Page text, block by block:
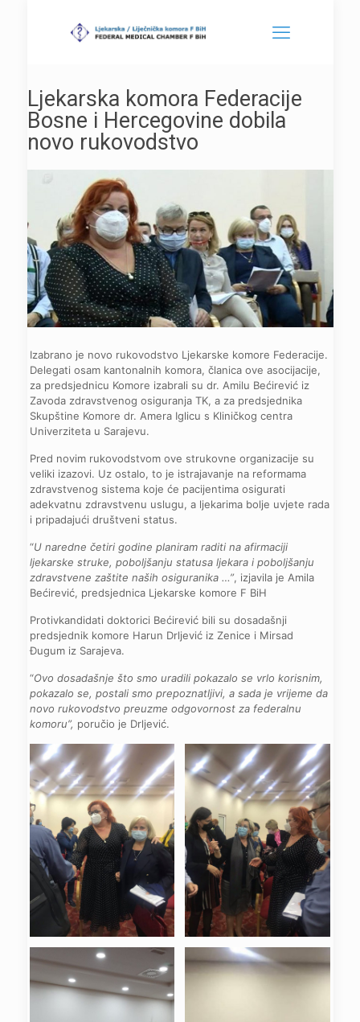
Ljekarska komora Federacije
Bosne i Hercegovine dobila
novo rukovodstvo
Izabrano je novo rukovodstvo Ljekarske komore Federacije.
Delegati osam kantonalnih komora, članica ove asocijacije,
za predsjednicu Komore izabrali su dr. Amilu Bećirević iz
Zavoda zdravstvenog osiguranja TK, a za predsjednika
Skupštine Komore dr. Amera Iglicu s Kliničkog centra
Univerziteta u Sarajevu.
Pred novim rukovodstvom ove strukovne organizacije su
veliki izazovi. Uz ostalo, to je istrajavanje na reformama
zdravstvenog sistema koje će pacijentima osigurati
adekvatnu zdravstvenu uslugu, a ljekarima bolje uvjete rada
i pripadajući društveni status.
“U naredne četiri godine planiram raditi na afirmaciji
ljekarske struke, poboljšanju statusa ljekara i poboljšanju
zdravstvene zaštite naših osiguranika …”, izjavila je Amila
Bećirević, predsjednica Ljekarske komore F BiH
Protivkandidati doktorici Bećirević bili su dosadašnji
predsjednik komore Harun Drljević iz Zenice i Mirsad
Đugum iz Sarajeva.
“Ovo dosadašnje što smo uradili pokazalo se vrlo korisnim,
pokazalo se, postali smo prepoznatljivi, a sada je vrijeme da
novo rukovodstvo preuzme odgovornost za federalnu
komoru”, poručio je Drljević.